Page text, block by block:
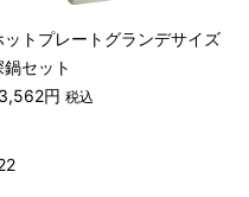
ットプレートグランデサイズ
鍋セット
円税込